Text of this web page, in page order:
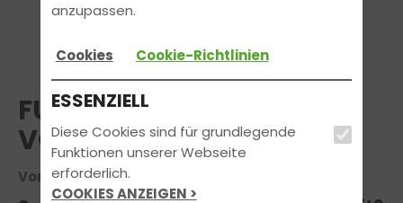
FUN LEARN AUGUST
VORMITTAGS
Voraussichtlicher Termin am 03.08.2026
anzupassen.
Cookies Cookie-Richtlinien
ESSENZIELL
Diese Cookies sind für grundlegende
Funktionen unserer Webseite
erforderlich.
COOKIES ANZEIGEN >